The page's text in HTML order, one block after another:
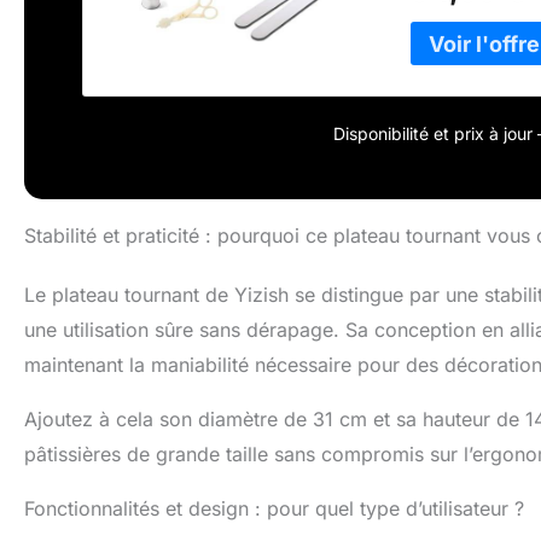
garder tout
maison
d'aluminium de
sûr, non
Support de
givrée qui
pour gâteau
des aiguilles
une bonne
pour gâteau
gâteau avec
Disponibilité et prix à jour
Stabilité et praticité : pourquoi ce plateau tournant vous
Le plateau tournant de Yizish se distingue par une
une utilisation sûre sans dérapage. Sa conception en
maintenant la maniabilité nécessaire pour des
Ajoutez à cela son diamètre de 31 cm et sa hauteur de
pâtissières de grande taille sans compromis sur
Fonctionnalités et design : pour quel type d’utilisateur ?